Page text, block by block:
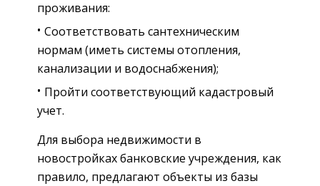
проживания:
Соответствовать сантехническим
нормам (иметь системы отопления,
канализации и водоснабжения);
Пройти соответствующий кадастровый
учет.
Для выбора недвижимости в
новостройках банковские учреждения, как
правило, предлагают объекты из базы